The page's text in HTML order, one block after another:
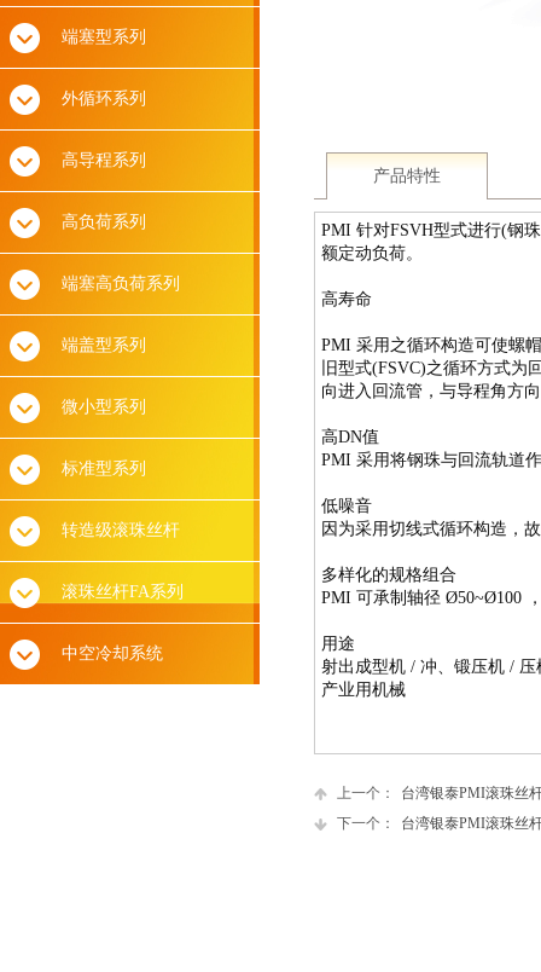
产品特性
PMI 针对FSVH型式进行(钢
额定动负荷。
高寿命
PMI 采用之循环构造可使螺
旧型式(FSVC)之循环方式
向进入回流管，与导程角方
高DN值
PMI 采用将钢珠与回流轨道
低噪音
因为采用切线式循环构造，
多样化的规格组合
PMI 可承制轴径 Ø50~Ø100
用途
射出成型机 / 冲、锻压机 /
产业用机械
上一个：
台湾银泰PMI滚珠丝
下一个：
台湾银泰PMI滚珠丝
端塞型系列
外循环系列
高导程系列
高负荷系列
端塞高负荷系列
端盖型系列
微小型系列
标准型系列
转造级滚珠丝杆
滚珠丝杆FA系列
中空冷却系统